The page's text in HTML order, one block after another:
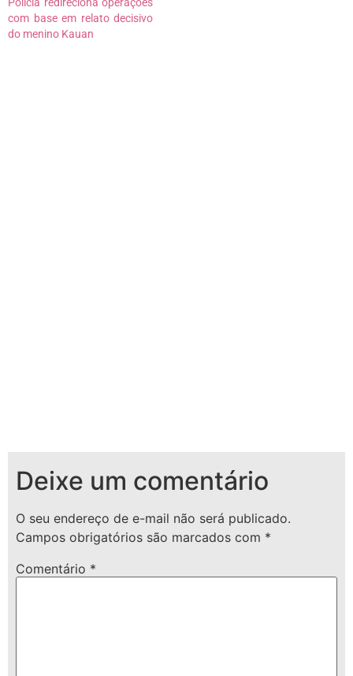
com base em relato decisivo
do menino Kauan
Deixe um comentário
O seu endereço de e-mail não será publicado.
Campos obrigatórios são marcados com *
Comentário *